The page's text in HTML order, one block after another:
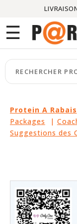
☰
Protein A Rabais
Packages |
Suggestions des
Menu
CATÉGORIES
keyboard_arrow_right
MARQUES
keyboard_arrow_right
PACKAGES
keyboard_arrow_right
CI
LIQUIDATION
PARTENAIRES